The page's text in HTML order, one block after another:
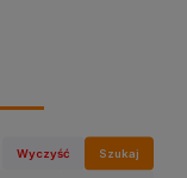
Wyczyść Szukaj